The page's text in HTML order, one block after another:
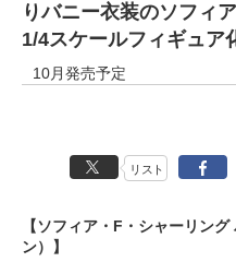
りバニー衣装のソフィ
1/4スケールフィギュア
10月発売予定
リスト
【ソフィア・F・シャーリン
ン）】